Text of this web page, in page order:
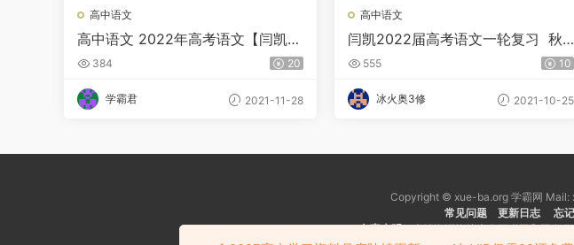
高中语文
高中语文 2022年高考语文【闫凯】
一轮联保班
384 20
学霸君 2021-11-28
高中语文
闫凯2022届高考语文一轮复习 秋
季班555 10
冰火奥3修 2021-10-25
Copyright © xue-ba.org 学霸网
常见问题
更新日志 忘
免责声明：本站资源均搜索自互联网和网友